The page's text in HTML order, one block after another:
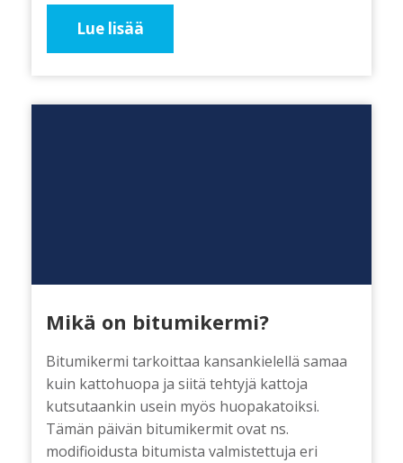
Lue lisää
Mikä on bitumikermi?
Bitumikermi tarkoittaa kansankielellä samaa
kuin kattohuopa ja siitä tehtyjä kattoja
kutsutaankin usein myös huopakatoiksi.
Tämän päivän bitumikermit ovat ns.
modifioidusta bitumista valmistettuja eri